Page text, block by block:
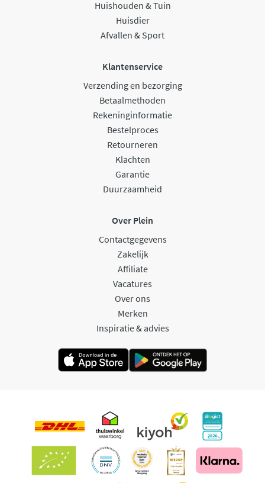
Huishouden & Tuin
Huisdier
Afvallen & Sport
Klantenservice
Verzending en bezorging
Betaalmethoden
Rekeninginformatie
Bestelproces
Retourneren
Klachten
Garantie
Duurzaamheid
Over Plein
Contactgegevens
Zakelijk
Affiliate
Vacatures
Over ons
Merken
Inspiratie & advies